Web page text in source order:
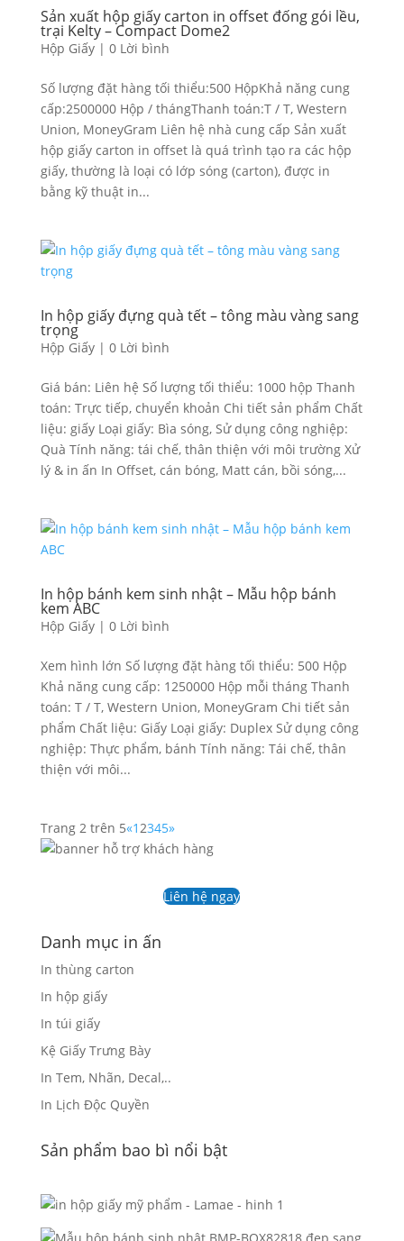
Sản xuất hộp giấy carton in offset đống gói lều,
trại Kelty – Compact Dome2
Hộp Giấy| 0 Lời bình
Số lượng đặt hàng tối thiểu:500 HộpKhả năng cung
cấp:2500000 Hộp / thángThanh toán:T / T, Western
Union, MoneyGram Liên hệ nhà cung cấp Sản xuất
hộp giấy carton in offset là quá trình tạo ra các hộp
giấy, thường là loại có lớp sóng (carton), được in
bằng kỹ thuật in...
In hộp giấy đựng quà tết – tông màu vàng sang
trọng
Hộp Giấy| 0 Lời bình
Giá bán: Liên hệ Số lượng tối thiểu: 1000 hộp Thanh
toán: Trực tiếp, chuyển khoản Chi tiết sản phẩm Chất
liệu: giấy Loại giấy: Bìa sóng, Sử dụng công nghiệp:
Quà Tính năng: tái chế, thân thiện với môi trường Xử
lý & in ấn In Offset, cán bóng, Matt cán, bồi sóng,...
In hộp bánh kem sinh nhật – Mẫu hộp bánh
kem ABC
Hộp Giấy| 0 Lời bình
Xem hình lớn Số lượng đặt hàng tối thiểu: 500 Hộp
Khả năng cung cấp: 1250000 Hộp mỗi tháng Thanh
toán: T / T, Western Union, MoneyGram Chi tiết sản
phẩm Chất liệu: Giấy Loại giấy: Duplex Sử dụng công
nghiệp: Thực phẩm, bánh Tính năng: Tái chế, thân
thiện với môi...
Trang 2 trên 5«12345»
Liên hệ ngay
Danh mục in ấn
In thùng carton
In hộp giấy
In túi giấy
Kệ Giấy Trưng Bày
In Tem, Nhãn, Decal,..
In Lịch Độc Quyền
Sản phẩm bao bì nổi bật